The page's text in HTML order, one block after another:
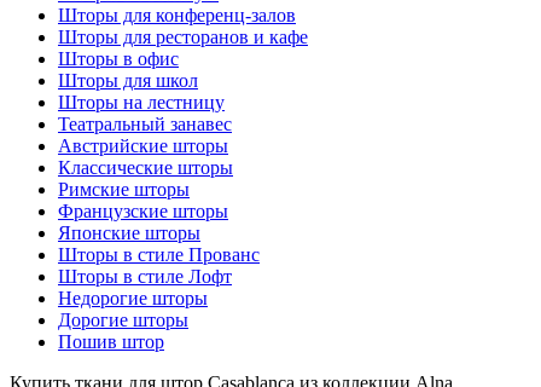
Шторы для конференц-залов
Шторы для ресторанов и кафе
Шторы в офис
Шторы для школ
Шторы на лестницу
Театральный занавес
Австрийские шторы
Классические шторы
Римские шторы
Французские шторы
Японские шторы
Шторы в стиле Прованс
Шторы в стиле Лофт
Недорогие шторы
Дорогие шторы
Пошив штор
Купить ткани для штор Casablanca из коллекции Alna,